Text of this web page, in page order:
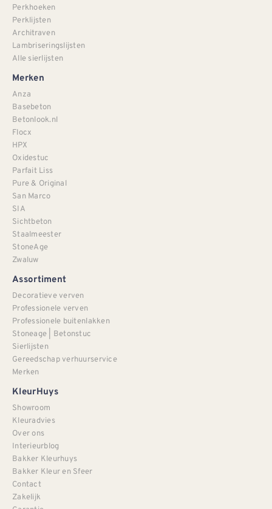
Perkhoeken
Perklijsten
Architraven
Lambriseringslijsten
Alle sierlijsten
Merken
Anza
Basebeton
Betonlook.nl
Flocx
HPX
Oxidestuc
Parfait Liss
Pure & Original
San Marco
SIA
Sichtbeton
Staalmeester
StoneAge
Zwaluw
Assortiment
Decoratieve verven
Professionele verven
Professionele buitenlakken
Stoneage | Betonstuc
Sierlijsten
Gereedschap verhuurservice
Merken
KleurHuys
Showroom
Kleuradvies
Over ons
Interieurblog
Bakker Kleurhuys
Bakker Kleur en Sfeer
Contact
Zakelijk